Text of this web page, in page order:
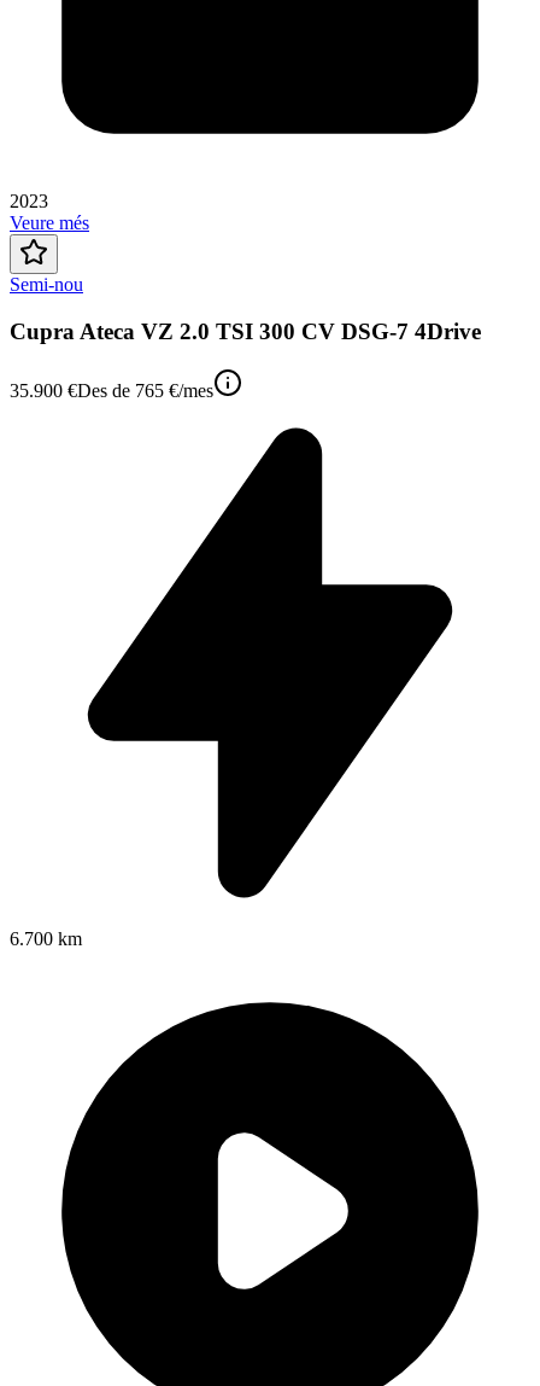
2023
Veure més
Semi-nou
Cupra Ateca VZ 2.0 TSI 300 CV DSG-7 4Drive
35.900 €Des de 765 €/mes
6.700 km